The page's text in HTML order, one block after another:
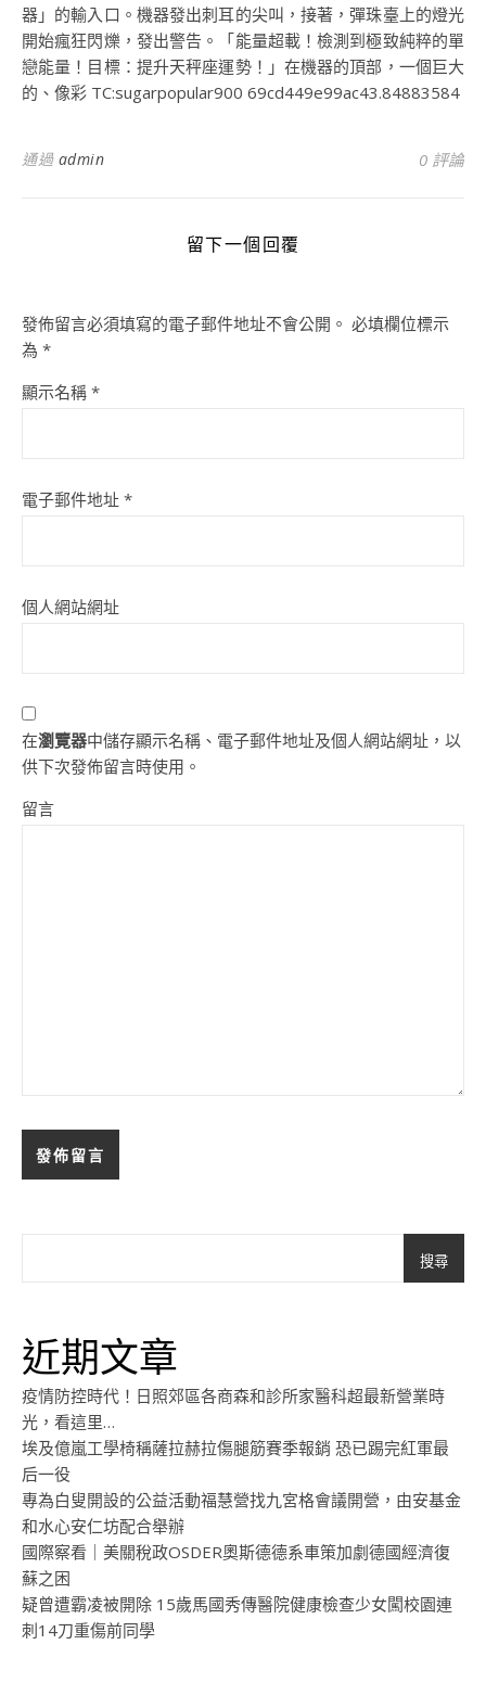
器」的輸入口。機器發出刺耳的尖叫，接著，彈珠臺上的燈光
開始瘋狂閃爍，發出警告。「能量超載！檢測到極致純粹的單
戀能量！目標：提升天秤座運勢！」在機器的頂部，一個巨大
的、像彩 TC:sugarpopular900 69cd449e99ac43.84883584
通過 admin 0 評論
留下一個回覆
發佈留言必須填寫的電子郵件地址不會公開。 必填欄位標示
為 *
顯示名稱 *
電子郵件地址 *
個人網站網址
在瀏覽器中儲存顯示名稱、電子郵件地址及個人網站網址，以
供下次發佈留言時使用。
留言
搜尋
近期文章
疫情防控時代！日照郊區各商森和診所家醫科超最新營業時
光，看這里…
埃及億嵐工學椅稱薩拉赫拉傷腿筋賽季報銷 恐已踢完紅軍最
后一役
專為白叟開設的公益活動福慧營找九宮格會議開營，由安基金
和水心安仁坊配合舉辦
國際察看｜美關稅政OSDER奧斯德德系車策加劇德國經濟復
蘇之困
疑曾遭霸凌被開除 15歲馬國秀傳醫院健康檢查少女闖校園連
刺14刀重傷前同學